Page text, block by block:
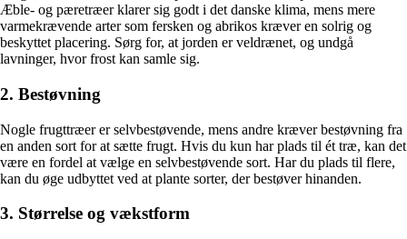
Æble- og pæretræer klarer sig godt i det danske klima, mens mere
varmekrævende arter som fersken og abrikos kræver en solrig og
beskyttet placering. Sørg for, at jorden er veldrænet, og undgå
lavninger, hvor frost kan samle sig.
2. Bestøvning
Nogle frugttræer er selvbestøvende, mens andre kræver bestøvning fra
en anden sort for at sætte frugt. Hvis du kun har plads til ét træ, kan det
være en fordel at vælge en selvbestøvende sort. Har du plads til flere,
kan du øge udbyttet ved at plante sorter, der bestøver hinanden.
3. Størrelse og vækstform